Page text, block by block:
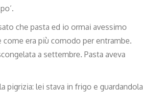
che pasta ed io ormai avessimo
era più comodo per entrambe.
a settembre. Pasta aveva
pigrizia: lei stava in frigo e guardandola